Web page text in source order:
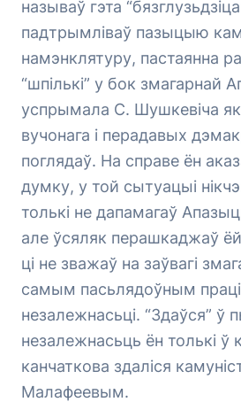
называў гэта
падтрымліваў пазыцыю
намэнклятуру, пастаянна
“шпількі” у бок змагарнай
успрымала С. Шушкевіча
вучонага і перадавых
поглядаў. На справе ён
думку, у той сытуацыі
толькі не дапамагаў
але ўсяляк перашкаджаў
ці не зважаў на заўвагі
самым пасьлядоўным
незалежнасьці. “Здаўся” ў
незалежнасьць ён толькі ў
канчаткова здаліся
Малафеевым.